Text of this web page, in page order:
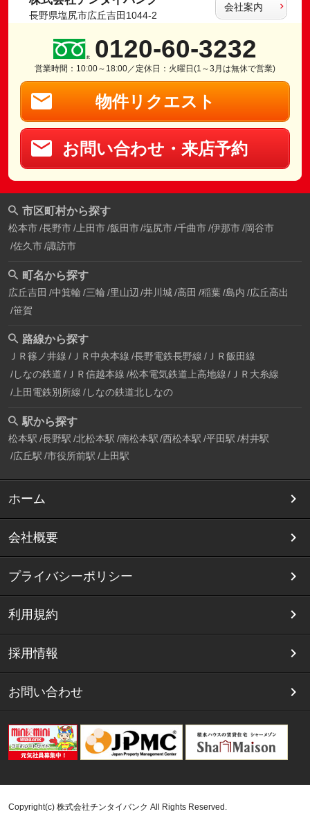
長野県塩尻市広丘吉田1044-2
会社案内
0120-60-3232
営業時間：10:00～18:00／定休日：火曜日(1～3月は無休で営業)
物件リクエスト
お問い合わせ・来店予約
市区町村から探す
松本市 長野市 上田市 飯田市 塩尻市 千曲市 伊那市 岡谷市
佐久市 諏訪市
町名から探す
広丘吉田 中箕輪 三輪 里山辺 井川城 高田 稲葉 島内 広丘高出
笹賀
路線から探す
ＪＲ篠ノ井線 ＪＲ中央本線 長野電鉄長野線 ＪＲ飯田線
しなの鉄道 ＪＲ信越本線 松本電気鉄道上高地線
ＪＲ大糸線
上田電鉄別所線 しなの鉄道北しなの
駅から探す
松本駅 長野駅 北松本駅 南松本駅 西松本駅 平田駅 村井駅
広丘駅 市役所前駅 上田駅
ホーム
会社概要
プライバシーポリシー
利用規約
採用情報
お問い合わせ
Copyright(c) 株式会社チンタイバンク All Rights Reserved.